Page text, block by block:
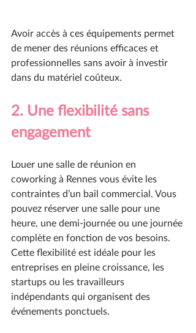
Avoir accès à ces équipements permet
de mener des réunions efficaces et
professionnelles sans avoir à investir
dans du matériel coûteux.
2. Une flexibilité sans
engagement
Louer une salle de réunion en
coworking à Rennes vous évite les
contraintes d’un bail commercial. Vous
pouvez réserver une salle pour une
heure, une demi-journée ou une journée
complète en fonction de vos besoins.
Cette flexibilité est idéale pour les
entreprises en pleine croissance, les
startups ou les travailleurs
indépendants qui organisent des
événements ponctuels.